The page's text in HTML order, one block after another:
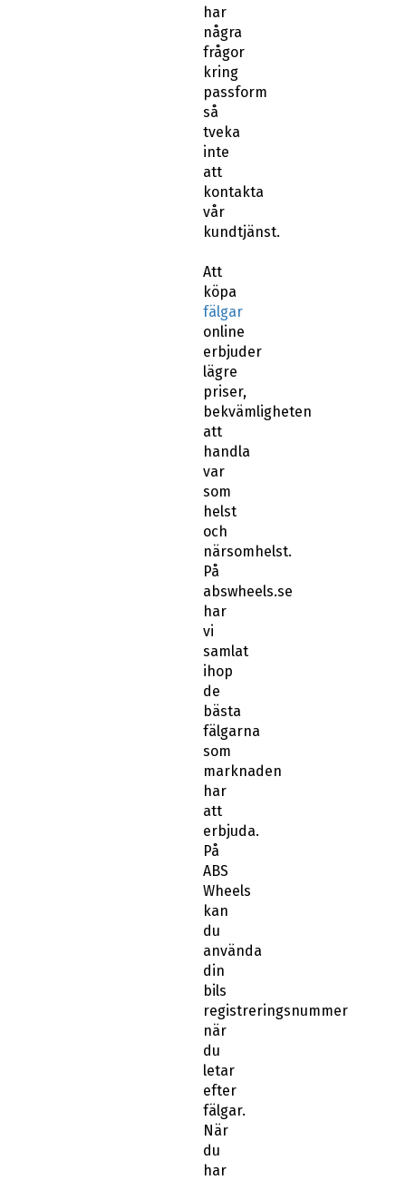
har
några
frågor
kring
passform
så
tveka
inte
att
kontakta
vår
kundtjänst.
Att
köpa
fälgar
online
erbjuder
lägre
priser,
bekvämligheten
att
handla
var
som
helst
och
närsomhelst.
På
abswheels.se
har
vi
samlat
ihop
de
bästa
fälgarna
som
marknaden
har
att
erbjuda.
På
ABS
Wheels
kan
du
använda
din
bils
registreringsnummer
när
du
letar
efter
fälgar.
När
du
har